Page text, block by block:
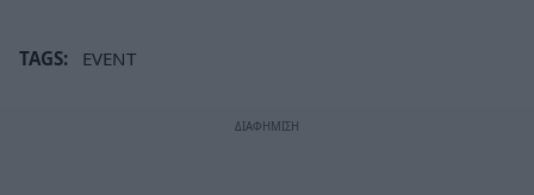
TAGS: EVENT